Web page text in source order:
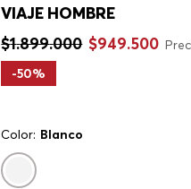
VIAJE HOMBRE
$1.899.000 $949.500
-50%
Color: Blanco